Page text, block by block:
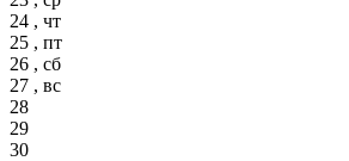
24 , чт
25 , пт
26 , сб
27 , вс
28
29
30